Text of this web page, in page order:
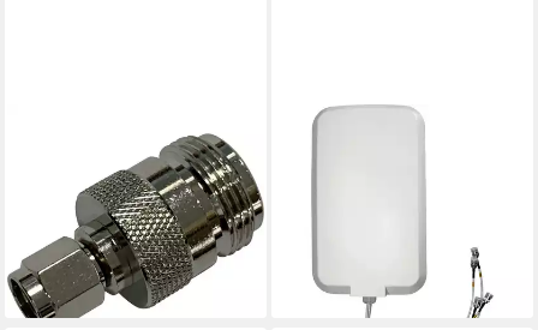
Wittenberg Antennen SMA
Stecker auf N-
Buchse,Adapter,50 Ohm
103510 SMA Adapter
5,81 €
lieferbar - in 2-3 Werktagen bei dir lieferbar - in 3-4 Werktagen bei dir